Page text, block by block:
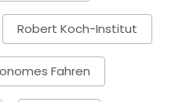
Robert Koch-Institut
Fahren